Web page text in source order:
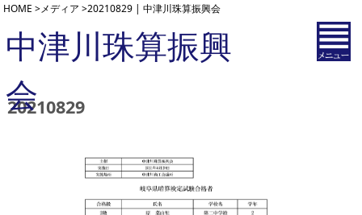
HOME >メディア >20210829 | 中津川珠算振興会
中津川珠算振興
会
20210829